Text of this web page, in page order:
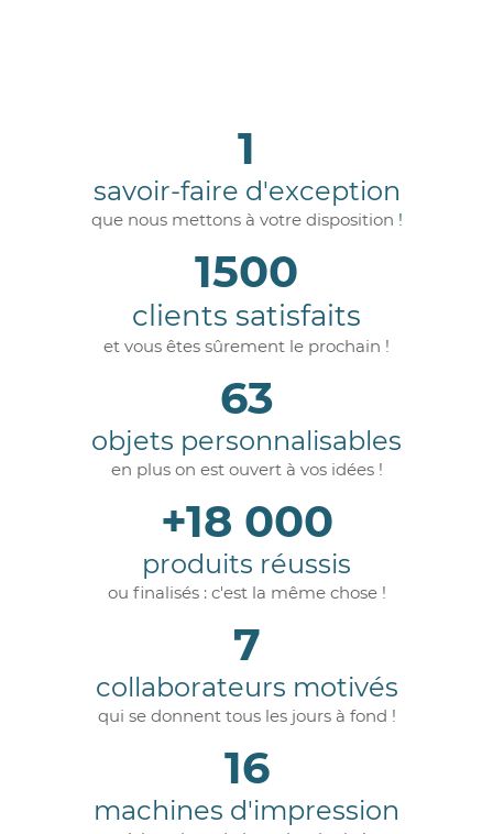
1
savoir-faire d'exception
que nous mettons à votre disposition !
1500
clients satisfaits
et vous êtes sûrement le prochain !
63
objets personnalisables
en plus on est ouvert à vos idées !
+18 000
produits réussis
ou finalisés : c'est la même chose !
7
collaborateurs motivés
qui se donnent tous les jours à fond !
16
machines d'impression